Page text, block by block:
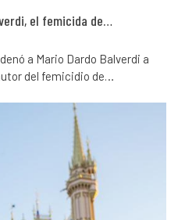
el femicida de…
a Mario Dardo Balverdi a
del femicidio de…